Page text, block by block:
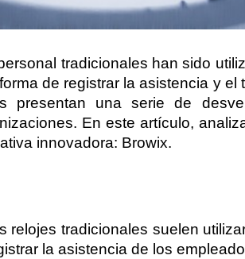
tradicionales han sido
de registrar la asistencia y
presentan una serie de
En este artículo,
innovadora: Browix.
relojes tradicionales suelen
la asistencia de los